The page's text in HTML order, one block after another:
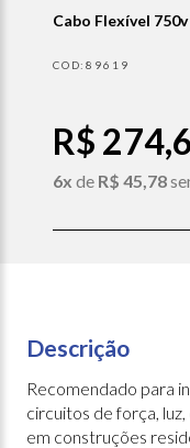
Cabo Flexível
89619
R$
6x de R$ 45,78
Descrição
Recomendado para
circuitos de força,
em construções